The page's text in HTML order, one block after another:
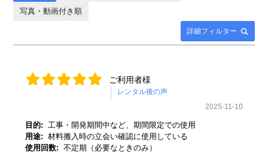
詳細フィルター
写真・動画付き順
ご利用者様
2025-11-10
目的: 工事・開発期間中など、期間限定での使用
用途: 材料搬入時の立会い確認に使用している
使用回数: 不定期（必要なときのみ）